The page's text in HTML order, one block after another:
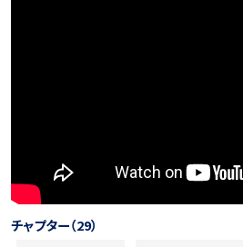
チャプター（29）